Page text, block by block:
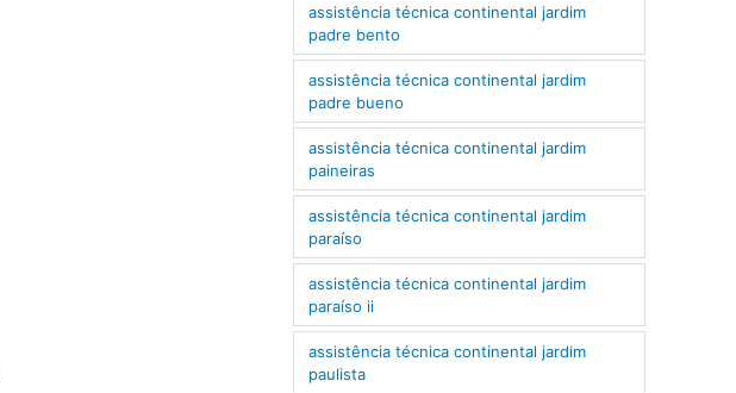
assistência técnica continental jardim
padre bento
assistência técnica continental jardim
padre bueno
assistência técnica continental jardim
paineiras
assistência técnica continental jardim
paraíso
assistência técnica continental jardim
paraíso ii
assistência técnica continental jardim
paulista